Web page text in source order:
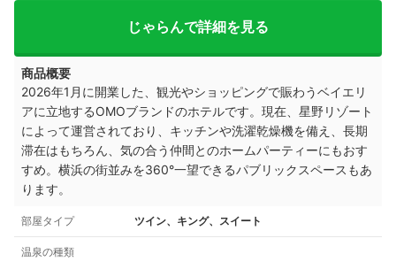
じゃらんで詳細を見る
商品概要
2026年1月に開業した、観光やショッピングで賑わうベイエリ
アに立地するOMOブランドのホテルです。現在、星野リゾート
によって運営されており、キッチンや洗濯乾燥機を備え、長期
滞在はもちろん、気の合う仲間とのホームパーティーにもおす
すめ。横浜の街並みを360°一望できるパブリックスペースもあ
ります。
部屋タイプ ツイン、キング、スイート
温泉の種類